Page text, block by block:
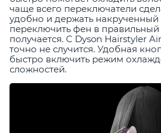
чаще всего переключатели
удобно и держать
переключить фен в
получается. С Dyson Hairstyler
точно не случится. Удобная
быстро включить режим
сложностей.